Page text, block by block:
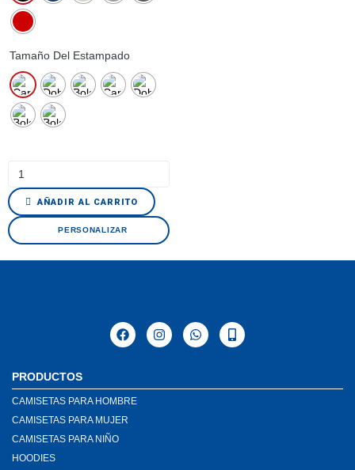
Tamaño Del Estampado
AÑADIR AL CARRITO
PERSONALIZAR
PRODUCTOS
CAMISETAS PARA HOMBRE
CAMISETAS PARA MUJER
CAMISETAS PARA NIÑO
HOODIES